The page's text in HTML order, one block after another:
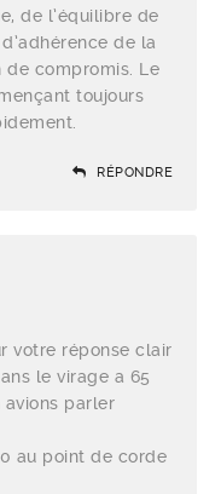
de l’équilibre de
de la
de compromis. Le
toujours
RÉPONDRE
votre réponse clair
le virage a 65
avions parler
au point de corde